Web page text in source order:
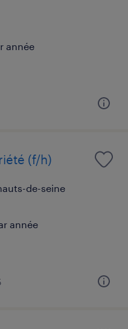
année
(f/h)
de-seine
année